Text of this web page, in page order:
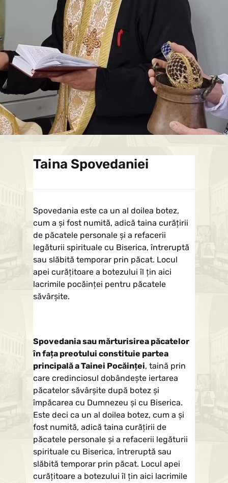
Taina Spovedaniei
Spovedania este ca un al doilea botez,
cum a şi fost numită, adică taina curăţirii
de păcatele personale şi a refacerii
legăturii spirituale cu Biserica, întreruptă
sau slăbită temporar prin păcat. Locul
apei curăţitoare a botezului îl ţin aici
lacrimile pocăinţei pentru păcatele
săvârşite.
Spovedania sau mărturisirea păcatelor
în fața preotului constituie partea
principală a Tainei Pocăinţei, taină prin
care credinciosul dobândeşte iertarea
păcatelor săvârşite după botez şi
împăcarea cu Dumnezeu şi cu Biserica.
Este deci ca un al doilea botez, cum a şi
fost numită, adică taina curăţirii de
păcatele personale şi a refacerii legăturii
spirituale cu Biserica, întreruptă sau
slăbită temporar prin păcat. Locul apei
curăţitoare a botezului îl ţin aici lacrimile